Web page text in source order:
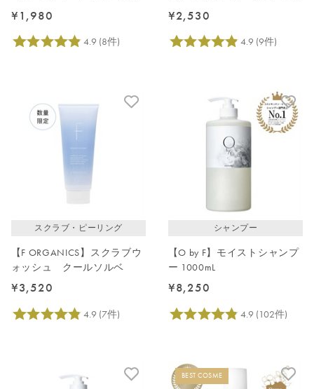
ルブの香り
¥1,980
ユールデルブの香り
¥2,530
スクラブ・ピーリング
【F ORGANICS】スクラブウ
ォッシュ クールソルベ
¥3,520
シャンプー
【O by F】モイストシャンプ
ー 1000mL
¥8,250
BEST COSME